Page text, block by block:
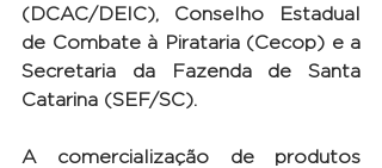
(DCAC/DEIC), Conselho Estadual
de Combate à Pirataria (Cecop) e a
Secretaria da Fazenda de Santa
Catarina (SEF/SC).
A comercialização de produtos